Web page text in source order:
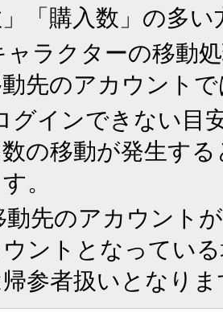
「購入数」の多
ャラクターの移動
先のアカウント
グインできない目
の移動が発生す
。
動先のアカウント
ウントとなってい
参者扱いとなり